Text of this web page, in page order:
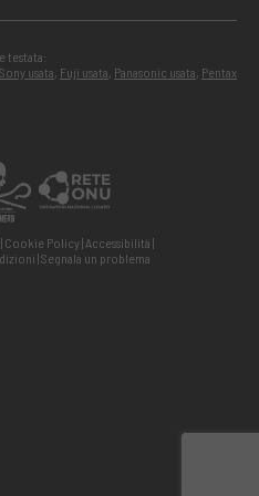
testata:
Sony usata, Fuji usata, Panasonic usata, Pentax
Cookie Policy Accessibilità
Segnala un problema